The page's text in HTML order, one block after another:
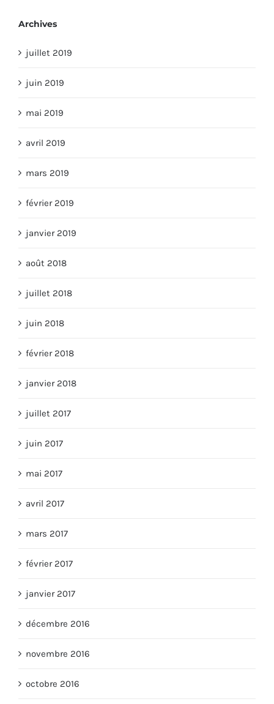
Archives
juillet 2019
juin 2019
mai 2019
avril 2019
mars 2019
février 2019
janvier 2019
août 2018
juillet 2018
juin 2018
février 2018
janvier 2018
juillet 2017
juin 2017
mai 2017
avril 2017
mars 2017
février 2017
janvier 2017
décembre 2016
novembre 2016
octobre 2016